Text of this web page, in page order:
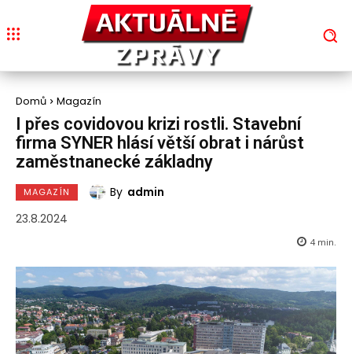
Domů Magazín
I přes covidovou krizi rostli. Stavební
firma SYNER hlásí větší obrat i nárůst
zaměstnanecké základny
MAGAZÍN By admin
23.8.2024
4 min.